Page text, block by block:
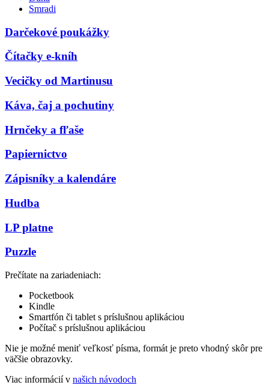
Smradi
Darčekové poukážky
Čítačky e-kníh
Vecičky od Martinusu
Káva, čaj a pochutiny
Hrnčeky a fľaše
Papiernictvo
Zápisníky a kalendáre
Hudba
LP platne
Puzzle
Prečítate na zariadeniach:
Pocketbook
Kindle
Smartfón či tablet s príslušnou aplikáciou
Počítač s príslušnou aplikáciou
Nie je možné meniť veľkosť písma, formát je preto vhodný skôr pre
väčšie obrazovky.
Viac informácií v našich návodoch